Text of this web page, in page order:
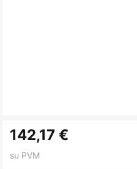
to
the
142,17 €
su PVM